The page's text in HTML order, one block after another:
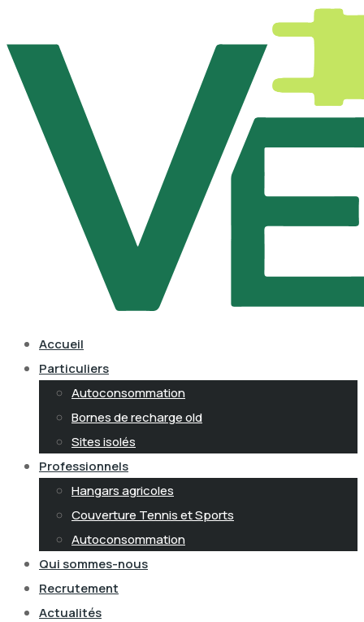
Accueil
Particuliers
Autoconsommation
Bornes de recharge old
Sites isolés
Professionnels
Hangars agricoles
Couverture Tennis et Sports
Autoconsommation
Qui sommes-nous
Recrutement
Actualités